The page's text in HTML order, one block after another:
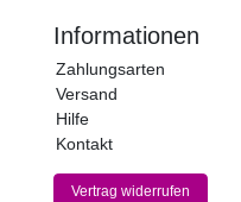
Informationen
Zahlungsarten
Versand
Hilfe
Kontakt
Vertrag widerrufen